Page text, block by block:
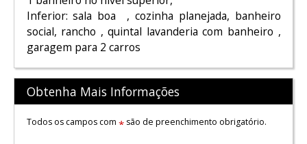
Inferior: sala boa , cozinha planejada, banheiro
social, rancho , quintal lavanderia com banheiro ,
garagem para 2 carros
Obtenha Mais Informações
Todos os campos com *são de preenchimento obrigatório.